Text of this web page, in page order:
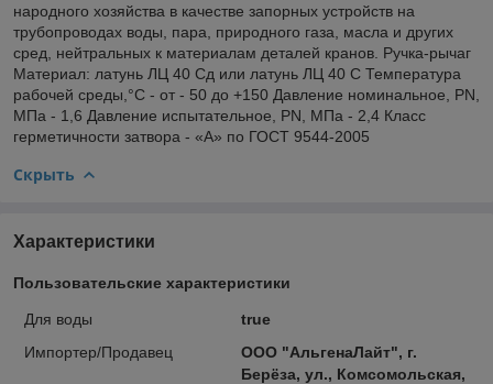
народного хозяйства в качестве запорных устройств на
трубопроводах воды, пара, природного газа, масла и других
сред, нейтральных к материалам деталей кранов. Ручка-рычаг
Материал: латунь ЛЦ 40 Сд или латунь ЛЦ 40 С Температура
рабочей среды,°С - от - 50 до +150 Давление номинальное, PN,
МПа - 1,6 Давление испытательное, PN, МПа - 2,4 Класс
герметичности затвора - «А» по ГОСТ 9544-2005
Скрыть
Характеристики
Пользовательские характеристики
Для воды
true
Импортер/Продавец
ООО "АльгенаЛайт", г.
Берёза, ул., Комсомольская,